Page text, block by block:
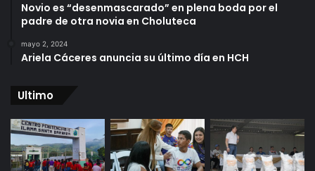
Novio es “desenmascarado” en plena boda por el
padre de otra novia en Choluteca
mayo 2, 2024
Ariela Cáceres anuncia su último día en HCH
Ultimo